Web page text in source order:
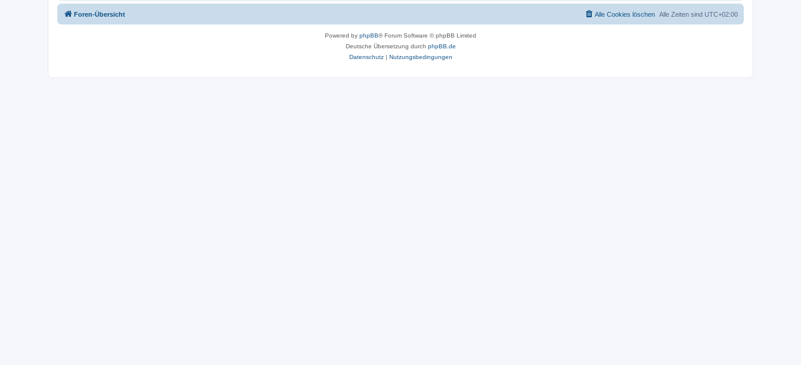
Foren-Übersicht Alle Zeiten sind UTC+02:00
Alle Cookies löschen
Powered by phpBB® Forum Software © phpBB Limited
Deutsche Übersetzung durch phpBB.de
Datenschutz| Nutzungsbedingungen